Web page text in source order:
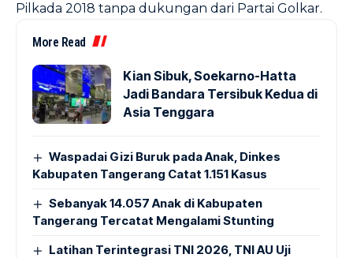
Pilkada 2018 tanpa dukungan dari Partai Golkar.
More Read
Kian Sibuk, Soekarno-Hatta
Jadi Bandara Tersibuk Kedua di
Asia Tenggara
Waspadai Gizi Buruk pada Anak, Dinkes
Kabupaten Tangerang Catat 1.151 Kasus
Sebanyak 14.057 Anak di Kabupaten
Tangerang Tercatat Mengalami Stunting
Latihan Terintegrasi TNI 2026, TNI AU Uji